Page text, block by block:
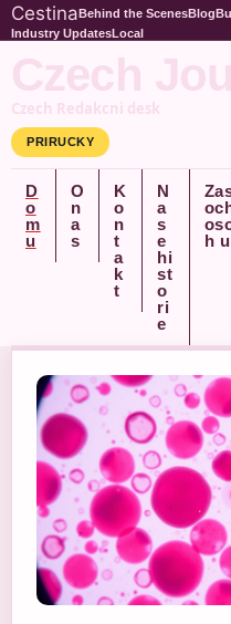
CestinaBehind the ScenesBlog
Industry UpdatesLocal
Czech
Czech Redakcni desk
PRIRUCKY
D
o
m
u
O
n
a
s
K
o
n
t
a
k
t
N
a
s
e
hi
st
o
ri
e
h